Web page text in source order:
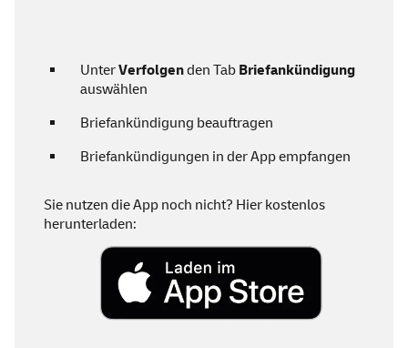
UnterVerfolgenden Tab Briefankündigung
auswählen
Briefankündigung beauftragen
Briefankündigungen in derAppempfangen
Sie nutzen dieApp noch nicht? Hier kostenlos
herunterladen: